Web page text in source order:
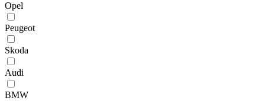
Opel
Peugeot
Skoda
Audi
BMW